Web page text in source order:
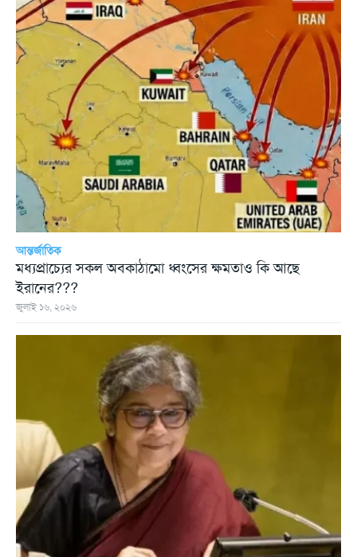
আন্তর্জাতিক
মধ্যপ্রাচ্যের সকল অবকাঠামো ধ্বংসের ক্ষমতাও কি আছে
ইরানের???
জুলাই ১৬, ২০২৬